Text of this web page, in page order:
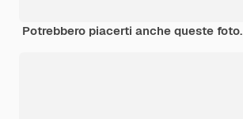
Potrebbero piacerti anche queste foto.